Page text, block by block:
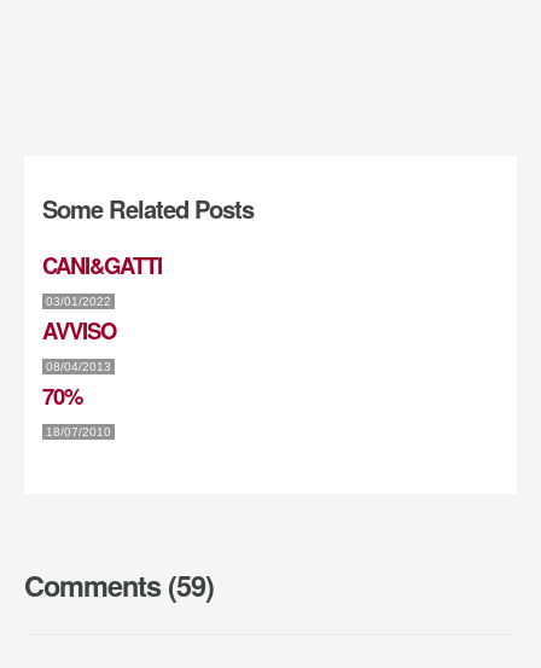
Some Related Posts
CANI&GATTI
03/01/2022
AVVISO
08/04/2013
70%
18/07/2010
Comments (59)